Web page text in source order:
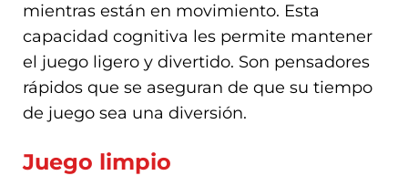
mientras están en movimiento. Esta
capacidad cognitiva les permite mantener
el juego ligero y divertido. Son pensadores
rápidos que se aseguran de que su tiempo
de juego sea una diversión.
Juego limpio